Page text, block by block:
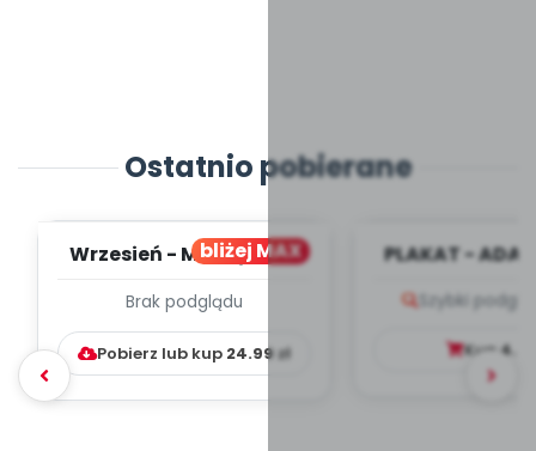
Ostatnio pobierane
bliżej MAX
Wrzesień - MIESIĘCZNY
WYCHOWAWCZO –
DYDAKTYC...
Brak podglądu
Pobierz lub kup 24.99zł
PLAKAT -
Szybki
Kup